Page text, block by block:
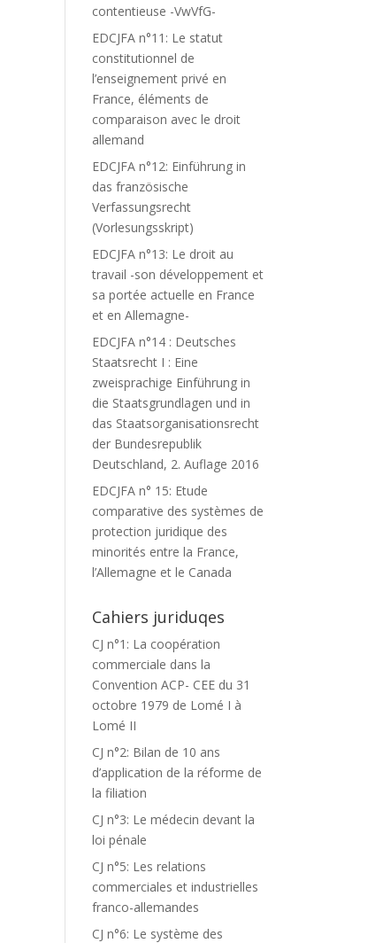
contentieuse -VwVfG-
EDCJFA n°11: Le statut
constitutionnel de
l’enseignement privé en
France, éléments de
comparaison avec le droit
allemand
EDCJFA n°12: Einführung in
das französische
Verfassungsrecht
(Vorlesungsskript)
EDCJFA n°13: Le droit au
travail -son développement et
sa portée actuelle en France
et en Allemagne-
EDCJFA n°14 : Deutsches
Staatsrecht I : Eine
zweisprachige Einführung in
die Staatsgrundlagen und in
das Staatsorganisationsrecht
der Bundesrepublik
Deutschland, 2. Auflage 2016
EDCJFA n° 15: Etude
comparative des systèmes de
protection juridique des
minorités entre la France,
l’Allemagne et le Canada
Cahiers juriduqes
CJ n°1: La coopération
commerciale dans la
Convention ACP- CEE du 31
octobre 1979 de Lomé I à
Lomé II
CJ n°2: Bilan de 10 ans
d’application de la réforme de
la filiation
CJ n°3: Le médecin devant la
loi pénale
CJ n°5: Les relations
commerciales et industrielles
franco-allemandes
CJ n°6: Le système des